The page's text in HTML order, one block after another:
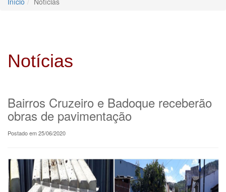
Notícias
Bairros Cruzeiro e Badoque receberão
obras de pavimentação
Postado em 25/06/2020